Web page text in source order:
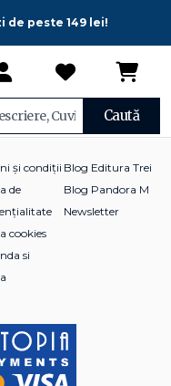
de peste 149 lei!
Caută
și condiții
de
cookies
si
Blog Editura Trei
Blog Pandora M
Newsletter